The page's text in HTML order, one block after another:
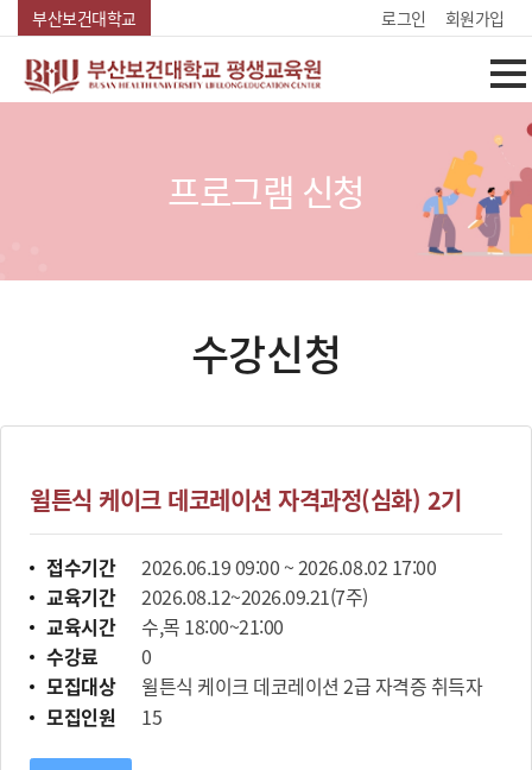
Skip Menu
부산보건대학교 로그인 회원가입
프로그램 신청
수강신청
윌튼식 케이크 데코레이션 자격과정(심화) 2기
접수기간
2026.06.19 09:00 ~ 2026.08.02 17:00
교육기간
2026.08.12~2026.09.21(7주)
교육시간
수,목 18:00~21:00
수강료
0
모집대상
윌튼식 케이크 데코레이션 2급 자격증 취득자
모집인원
15